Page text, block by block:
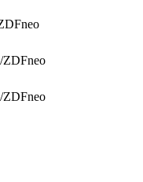
/ZDFneo
/ZDFneo